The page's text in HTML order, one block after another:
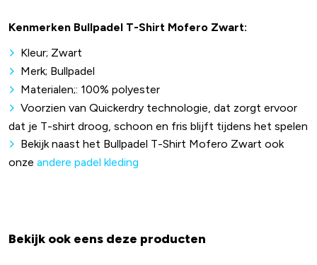
Kenmerken Bullpadel T-Shirt Mofero Zwart:
Kleur; Zwart
Merk; Bullpadel
Materialen;: 100% polyester
Voorzien van Quickerdry technologie, dat zorgt ervoor
dat je T-shirt droog, schoon en fris blijft tijdens het spelen
Bekijk naast het Bullpadel T-Shirt Mofero Zwart ook
onze andere padel kleding
Bekijk ook eens deze producten